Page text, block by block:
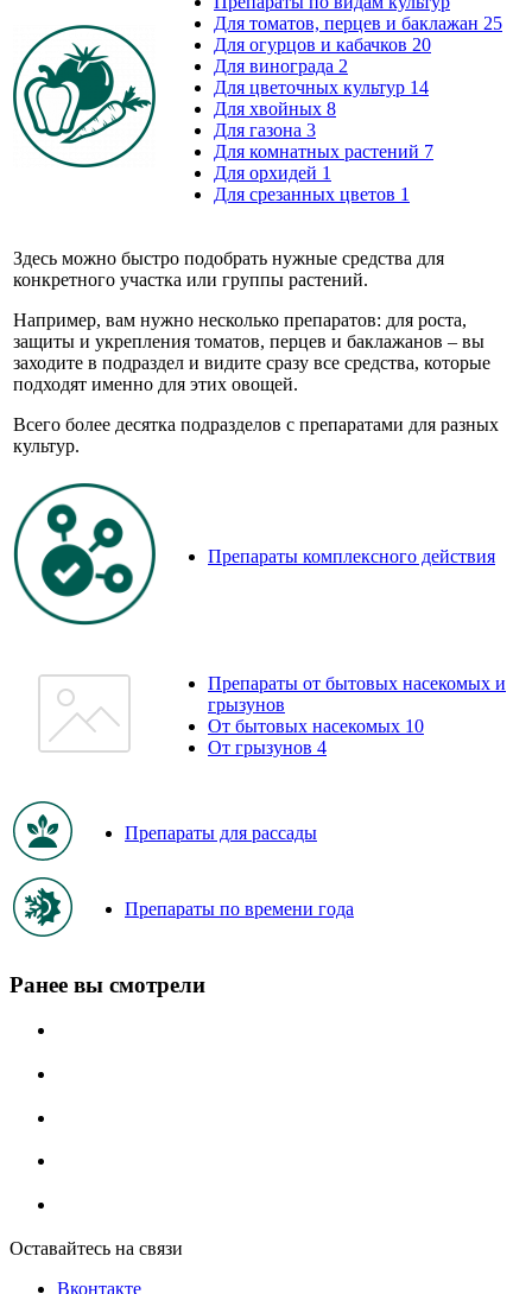
Для томатов, перцев и баклажан 25
Для огурцов и кабачков 20
Для винограда 2
Для цветочных культур 14
Для хвойных 8
Для газона 3
Для комнатных растений 7
Для орхидей 1
Для срезанных цветов 1
Здесь можно быстро подобрать нужные средства для
конкретного участка или группы растений.
Например, вам нужно несколько препаратов: для роста,
защиты и укрепления томатов, перцев и баклажанов – вы
заходите в подраздел и видите сразу все средства, которые
подходят именно для этих овощей.
Всего более десятка подразделов с препаратами для разных
культур.
Препараты комплексного действия
Препараты от бытовых насекомых и
грызунов
От бытовых насекомых 10
От грызунов 4
Препараты для рассады
Препараты по времени года
Ранее вы смотрели
Оставайтесь на связи
Вконтакте